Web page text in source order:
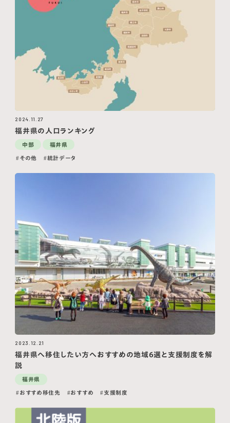
2024.11.27
福井県の人口ランキング
中部 福井県
その他 統計データ
2023.12.21
福井県へ移住したい方へおすすめの地域6選と支援制度を解
説
福井県
おすすめ移住先 おすすめ 支援制度